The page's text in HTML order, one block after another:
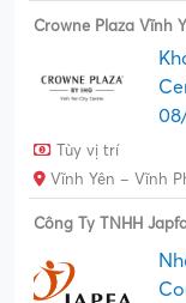
Crowne Plaza Vĩnh
Tùy vị trí
Vĩnh Yên – Vĩnh
Công Ty TNHH